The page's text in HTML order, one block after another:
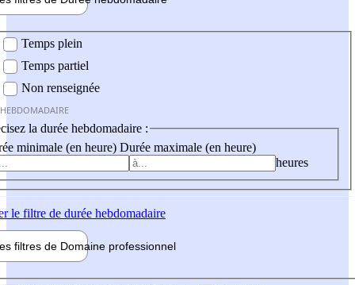
Temps plein
Temps partiel
Non renseignée
la durée hebdomadaire :
minimale (en heure) Durée maximale (en heure)
heures
le filtre de durée hebdomadaire
filtres de Domaine professionnel